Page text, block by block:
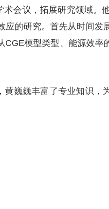
会议，拓展研究领域。
应的研究。首先从时间发
CGE模型类型、能源效率
巍巍丰富了专业知识，